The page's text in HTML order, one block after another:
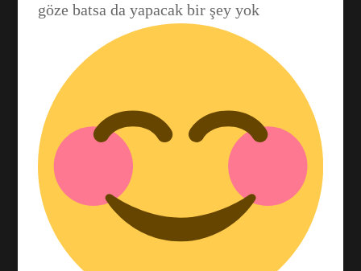
göze batsa da yapacak bir şey yok